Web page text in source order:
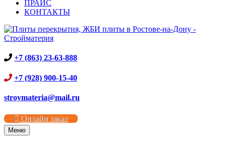
ПРАЙС
КОНТАКТЫ
+7 (863) 23-63-888
+7 (928) 900-15-40
stroymateria@mail.ru
Онлайн заказ
Меню